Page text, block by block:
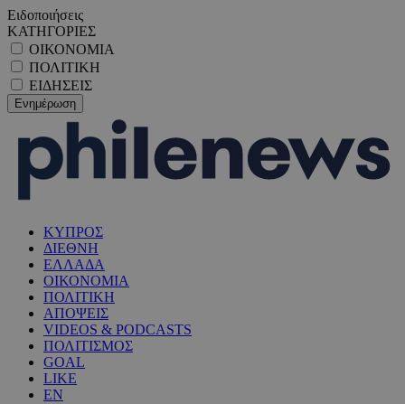
Ειδοποιήσεις
ΚΑΤΗΓΟΡΙΕΣ
ΟΙΚΟΝΟΜΙΑ
ΠΟΛΙΤΙΚΗ
ΕΙΔΗΣΕΙΣ
ΚΥΠΡΟΣ
ΔΙΕΘΝΗ
ΕΛΛΑΔΑ
ΟΙΚΟΝΟΜΙΑ
ΠΟΛΙΤΙΚΗ
ΑΠΟΨΕΙΣ
VIDEOS & PODCASTS
ΠΟΛΙΤΙΣΜΟΣ
GOAL
LIKE
EN